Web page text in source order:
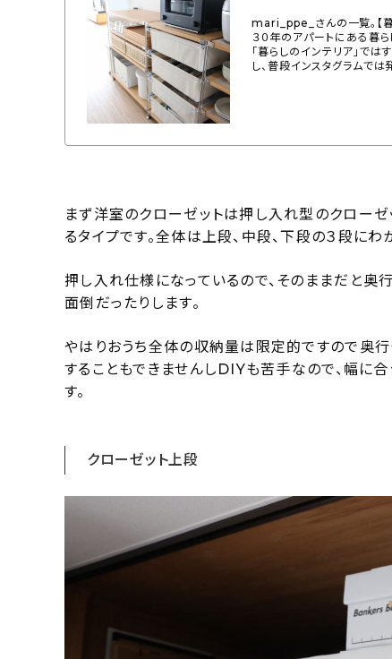
mari_ppe_さんの一覧。【
３０年のアパートにある暮
「暮らしのインテリア」で
し、普段インスタグラムで
まず洋室のクローゼットは押し入れ型のクロー
るタイプです。全体は上段、中段、下段の３段にわ
押し入れ仕様になっているので、そのままだと奥
面倒だったりします。
やはりおうち全体の収納量は限定的ですので奥
することもできませんしDIYも苦手なので、幅に
す。
クローゼット上段